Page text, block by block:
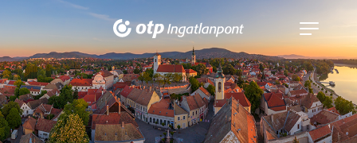
Navigáció
kinyitása